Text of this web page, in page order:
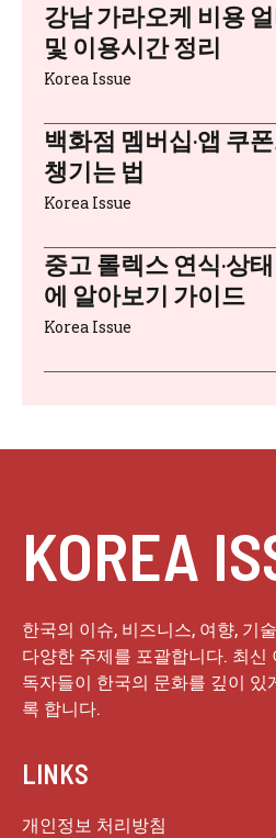
강남 가라오케 비용
및 이용시간 정리
Korea Issue
백화점 멤버십·앱 쿠
챙기는 법
Korea Issue
중고 롤렉스 연식·상
에 알아보기 가이드
Korea Issue
KOREA
한국의 이슈, 비즈니스, 여향, 기
다양한 주제를 포괄합니다. 최신
독자들이 한국의 문화를 깊이 있
록 합니다.
LINKS
개인정보 처리방침